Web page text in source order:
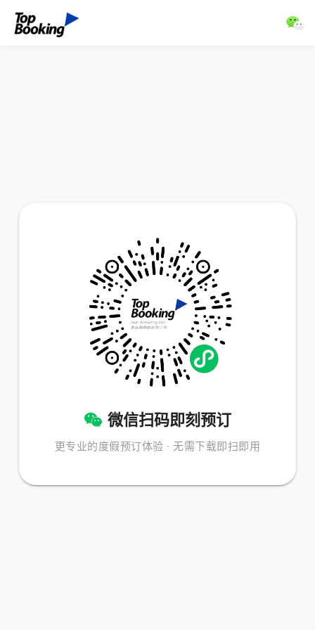
微信扫码即刻预订
更专业的度假预订体验 · 无需下载即扫即用